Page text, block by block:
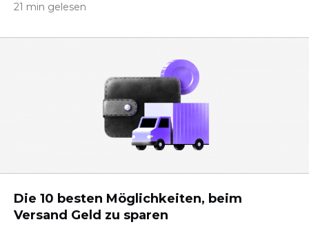
21 min gelesen
Die 10 besten Möglichkeiten, beim
Versand Geld zu sparen